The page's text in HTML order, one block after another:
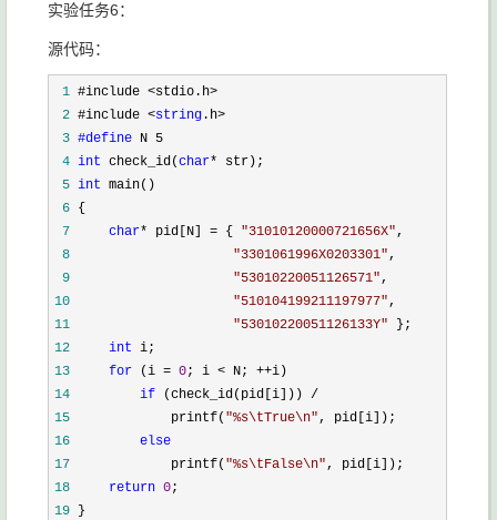
实验任务6：
源代码：
1
2 #include <string
3 #define
4 int check_id(char*
5 int
6
7
char* pid[N] = { "31010120000721656X"
8
"3301061996X0203301"
9
"53010220051126571"
10
"510104199211197977"
11
"53010220051126133Y"
12
int
13
for (i = 0; i < N; ++
14
if
15
             printf(
"%s\tTrue\n"
16
else
17
             printf(
"%s\tFalse\n"
18
return 0
19